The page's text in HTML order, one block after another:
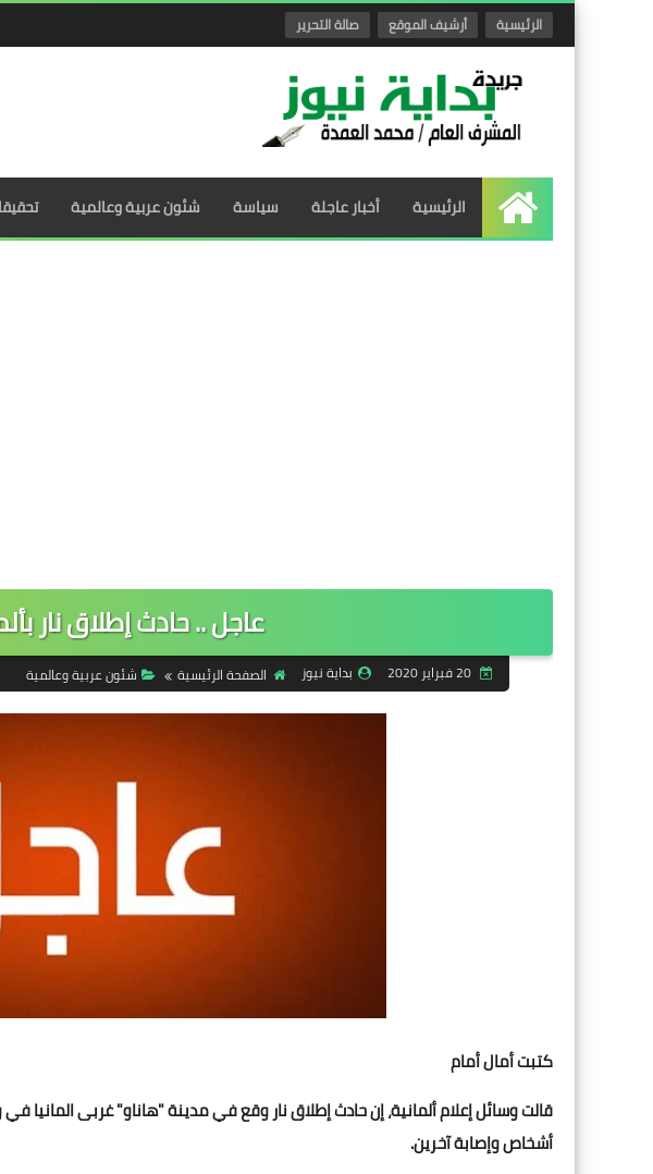
الرئيسية أرشيف الموقع صالة التحرير
الرئيسية
الرئيسية أخبار عاجلة سياسة شئون عربية وعالمية
عاجل .. حادث إطلاق نار
20 فبراير 2020 بداية نيوز الصفحة الرئيسية شئون عربية وعالمية
كتبت أمال أمام
قالت وسائل إعلام ألمانية، إن حادث إطلاق نار وقع في مدينة "هاناو" غربى المانيا
أشخاص وإصابة آخرين.